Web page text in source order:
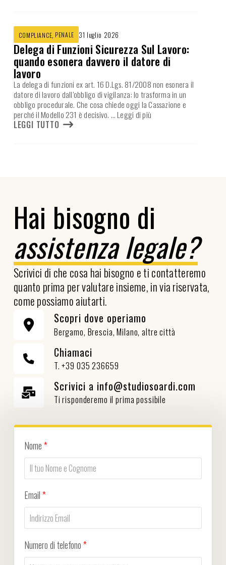
COMPLIANCE, PENALE 31 luglio 2026
Delega di Funzioni Sicurezza Sul Lavoro:
quando esonera davvero il datore di
lavoro
La delega di funzioni ex art. 16 D.Lgs. 81/2008 non esonera il
datore di lavoro dall’obbligo di vigilanza: lo trasforma in un
obbligo procedurale. Che cosa chiede oggi la Cassazione e
perché il Modello 231 è decisivo. … Leggi di più
LEGGI TUTTO
Hai bisogno di
assistenza legale?
Scrivici di che cosa hai bisogno e ti contatteremo
quanto prima per valutare insieme, in via riservata,
come possiamo aiutarti.
Scopri dove operiamo
Bergamo, Brescia, Milano, altre città
Chiamaci
T. +39 035 236659
Scrivici a info@studiosoardi.com
Ti risponderemo il prima possibile
Nome*
Email*
Numero di telefono*